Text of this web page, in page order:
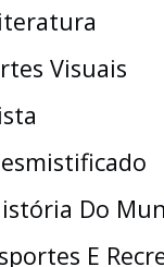
Visuais
Do
E